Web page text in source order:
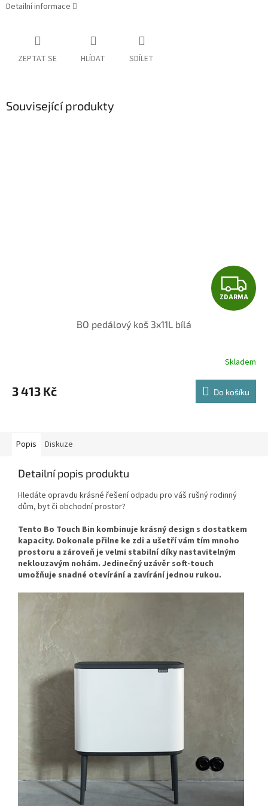
Detailní informace
ZEPTAT SE HLÍDAT SDÍLET
Související produkty
Z
D
R
M
A
ZDARMA
BO pedálový koš 3x11L bílá
Skladem
3 413 Kč Do košíku
Popis Diskuze
Detailní popis produktu
Hledáte opravdu krásné řešení odpadu pro váš rušný rodinný
dům, byt či obchodní prostor?
Tento Bo Touch Bin kombinuje krásný design s dostatkem
kapacity. Dokonale přilne ke zdi a ušetří vám tím mnoho
prostoru a zároveň je velmi stabilní díky nastavitelným
neklouzavým nohám. Jedinečný uzávěr soft-touch
umožňuje snadné otevírání a zavírání jednou rukou.